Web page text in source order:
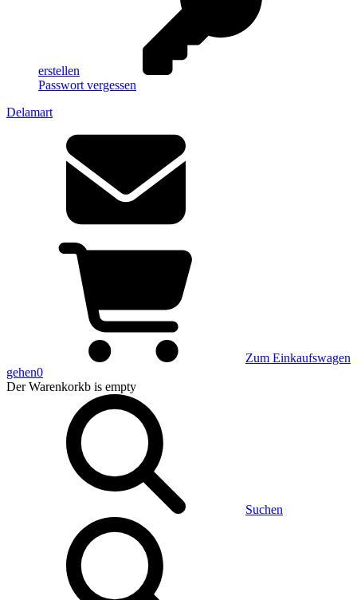
erstellen
Passwort vergessen
Delamart
Zum Einkaufswagen
gehen0
Der Warenkorkb is empty
Suchen